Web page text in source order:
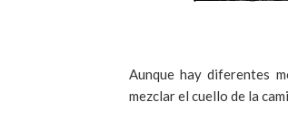
Aunque hay diferentes
mezclar el cuello de la